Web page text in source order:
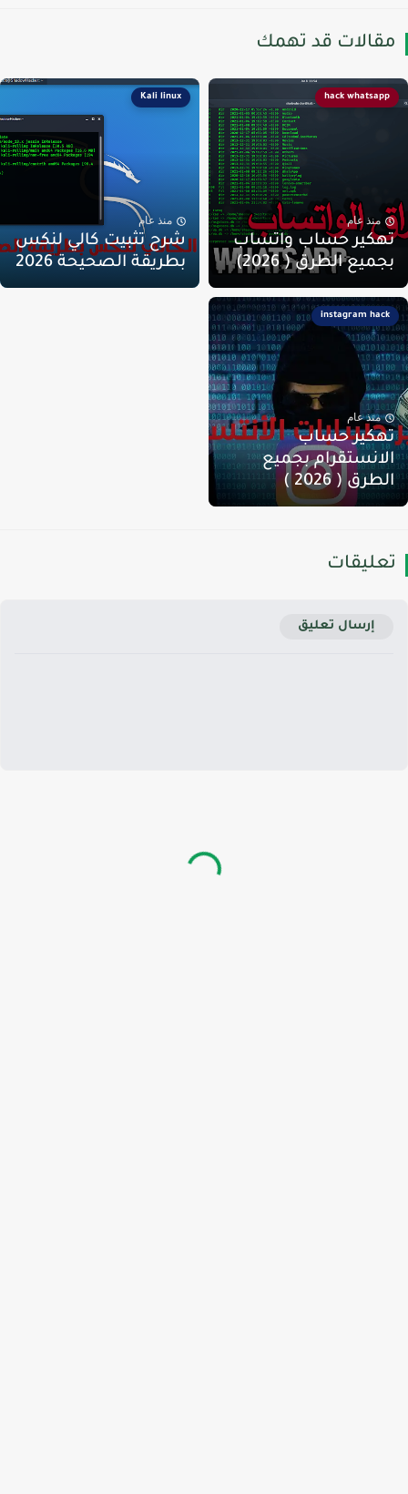
قد تهمك
hack whatsapp
منذ عام
حساب واتساب
الطرق ( 2026)
Kali linux
منذ عام
شرح تثبيت كالي لنكس
بطريقة الصحيحة 2026
instagram hack
منذ عام
حساب
بجميع
( 2026 )
إرسال تعليق